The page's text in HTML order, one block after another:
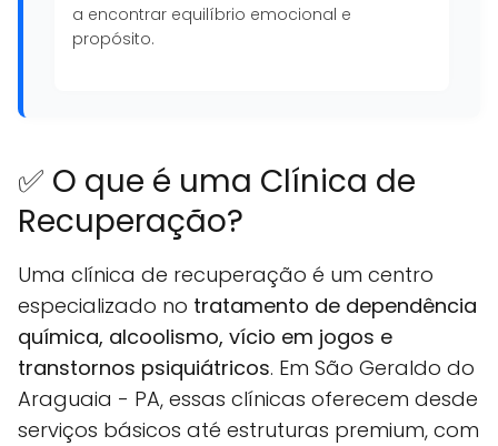
a encontrar equilíbrio emocional e
propósito.
✅ O que é uma Clínica de
Recuperação?
Uma clínica de recuperação é um centro
especializado no tratamento de dependência
química, alcoolismo, vício em jogos e
transtornos psiquiátricos. Em São Geraldo do
Araguaia - PA, essas clínicas oferecem desde
serviços básicos até estruturas premium, com